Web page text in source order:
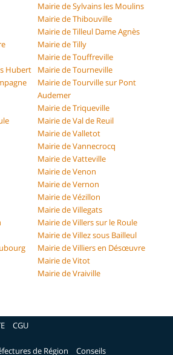
Mairie de Sylvains les Moulins
Mairie de Thibouville
Mairie de Tilleul Dame Agnès
Mairie de Tilly
Mairie de Touffreville
Hubert
Mairie de Tourneville
Mairie de Tourville sur Pont
Audemer
Mairie de Triqueville
Mairie de Val de Reuil
Mairie de Valletot
Mairie de Vannecrocq
Mairie de Vatteville
Mairie de Venon
Mairie de Vernon
Mairie de Vézillon
Mairie de Villegats
Mairie de Villers sur le Roule
Mairie de Villez sous Bailleul
Mairie de Villiers en Désœuvre
Mairie de Vitot
Mairie de Vraiville
CGU
de Région Conseils